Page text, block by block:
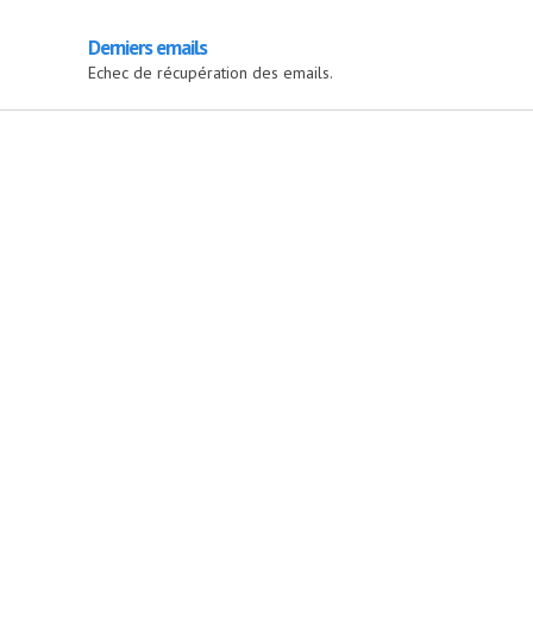
Derniers emails
Echec de récupération des emails.